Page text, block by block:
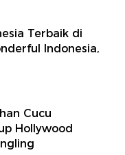
Terbaik di
Indonesia,
Cucu
Hollywood